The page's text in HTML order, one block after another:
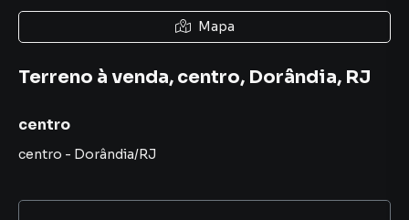
Mapa
Terreno à venda, centro, Dorândia, RJ
centro
centro - Dorândia/RJ